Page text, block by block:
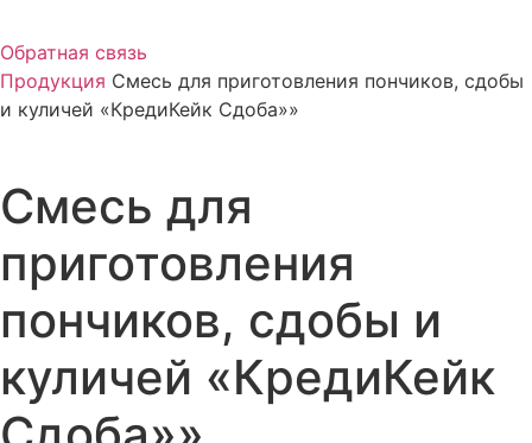
Обратная связь
Продукция Смесь для приготовления пончиков, сдобы
и куличей «КредиКейк Сдоба»»
Смесь для
приготовления
пончиков, сдобы и
куличей «КредиКейк